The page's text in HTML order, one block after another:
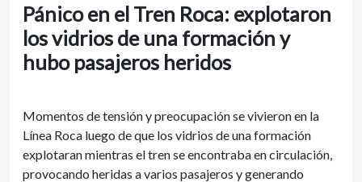
Pánico en el Tren Roca: explotaron
los vidrios de una formación y
hubo pasajeros heridos
Momentos de tensión y preocupación se vivieron en la
Línea Roca luego de que los vidrios de una formación
explotaran mientras el tren se encontraba en circulación,
provocando heridas a varios pasajeros y generando